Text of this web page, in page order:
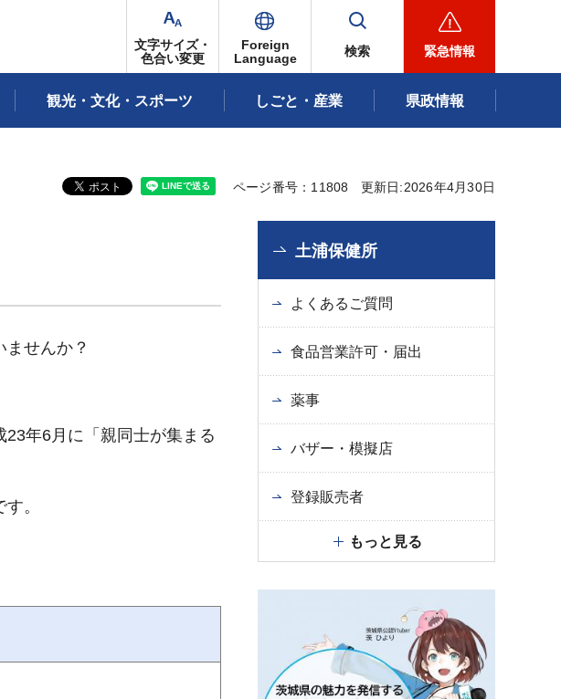
文字サイズ・
色合い変更
Foreign
Language
検索 緊急情報
観光・文化・スポーツ しごと・産業 県政情報
ページ番号：11808 更新日:2026年4月30日
せんか？
年6月に「親同士が集まる
。
土浦保健所
よくあるご質問
食品営業許可・届出
薬事
バザー・模擬店
登録販売者
もっと見る